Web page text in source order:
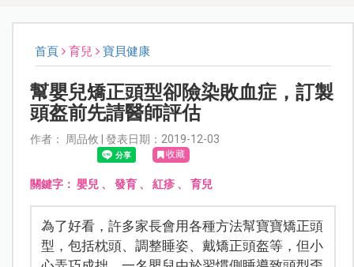
首頁 育兒 寶貝健康
幫嬰兒矯正頭型卻險染敗血症，訂製
頭盔前先請醫師評估
作者： 周品攸 | 發表日期：2019-12-03
收藏
關鍵字： 嬰兒、 發育、 紅疹、 育兒
為了好看，許多家長會用各種方法幫寶寶矯正頭
型，包括枕頭、調整睡姿、戴矯正頭盔等，但小